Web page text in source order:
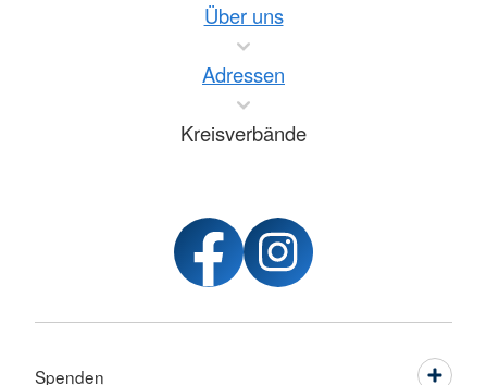
Über uns
Adressen
Kreisverbände
Spenden